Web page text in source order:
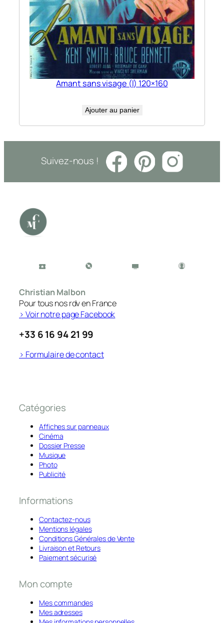
Amant sans visage (l) 120×160
Ajouter au panier
Suivez-nous !
Christian Malbon
Pour tous nos rdv en France
> Voir notre page Facebook
+33 6 16 94 21 99
> Formulaire de contact
Catégories
Affiches sur panneaux
Cinéma
Dossier Presse
Musique
Photo
Publicité
Informations
Contactez-nous
Mentions légales
Conditions Générales de Vente
Livraison et Retours
Paiement sécurisé
Mon compte
Mes commandes
Mes adresses